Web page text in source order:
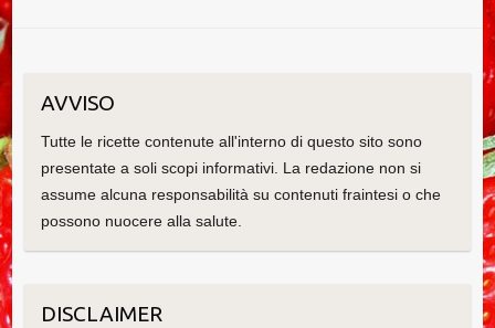
AVVISO
Tutte le ricette contenute all'interno di questo sito sono
presentate a soli scopi informativi. La redazione non si
assume alcuna responsabilità su contenuti fraintesi o che
possono nuocere alla salute.
DISCLAIMER